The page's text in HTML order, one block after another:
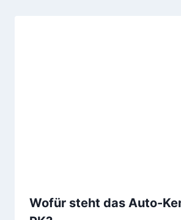
Wofür steht das Auto-